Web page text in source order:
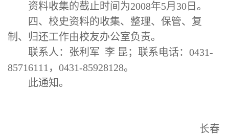
资料收集的截止时间为2008年5月 30 日。
四、校史资料的收集、整理、保管、复
制、归还工作由校友办公室负责。
联系人：张利军 李 昆；联系电话： 0431-
85716111 ， 0431-85928128。
此通知。
长春